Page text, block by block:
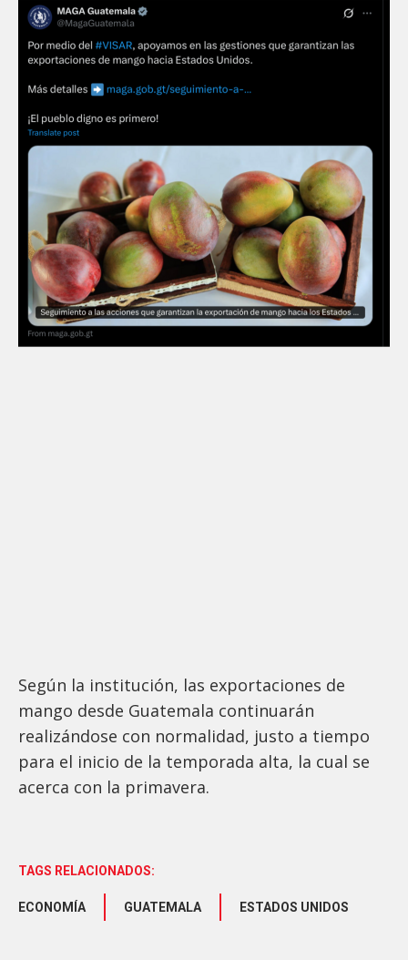
Según la institución, las exportaciones de
mango desde Guatemala continuarán
realizándose con normalidad, justo a tiempo
para el inicio de la temporada alta, la cual se
acerca con la primavera.
TAGS RELACIONADOS:
ECONOMÍA GUATEMALA ESTADOS UNIDOS